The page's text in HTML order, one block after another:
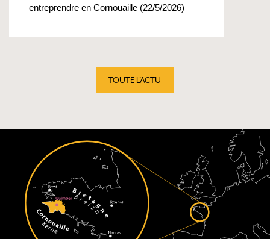
entreprendre en Cornouaille (22/5/2026)
TOUTE L'ACTU